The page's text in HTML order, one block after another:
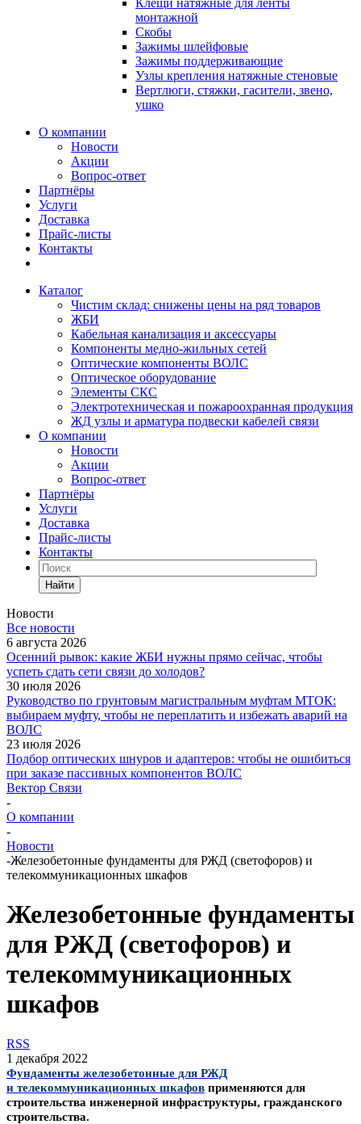
Клещи натяжные для ленты
монтажной
Скобы
Зажимы шлейфовые
Зажимы поддерживающие
Узлы крепления натяжные стеновые
Вертлюги, стяжки, гасители, звено,
ушко
О компании
Новости
Акции
Вопрос-ответ
Партнёры
Услуги
Доставка
Прайс-листы
Контакты
Каталог
Чистим склад: снижены цены на ряд товаров
ЖБИ
Кабельная канализация и аксессуары
Компоненты медно-жильных сетей
Оптические компоненты ВОЛС
Оптическое оборудование
Элементы СКС
Электротехническая и пожароохранная продукция
ЖД узлы и арматура подвески кабелей связи
О компании
Новости
Акции
Вопрос-ответ
Партнёры
Услуги
Доставка
Прайс-листы
Контакты
Найти
Новости
Все новости
6 августа 2026
Осенний рывок: какие ЖБИ нужны прямо сейчас, чтобы
успеть сдать сети связи до холодов?
30 июля 2026
Руководство по грунтовым магистральным муфтам МТОК:
выбираем муфту, чтобы не переплатить и избежать аварий на
ВОЛС
23 июля 2026
Подбор оптических шнуров и адаптеров: чтобы не ошибиться
при заказе пассивных компонентов ВОЛС
Вектор Связи
-
О компании
-
Новости
-Железобетонные фундаменты для РЖД (светофоров) и
телекоммуникационных шкафов
Железобетонные фундаменты
для РЖД (светофоров) и
телекоммуникационных
шкафов
RSS
1 декабря 2022
Фундаменты железобетонные для РЖД
и телекоммуникационных шкафов применяются для
строительства инженерной инфраструктуры, гражданского
строительства.